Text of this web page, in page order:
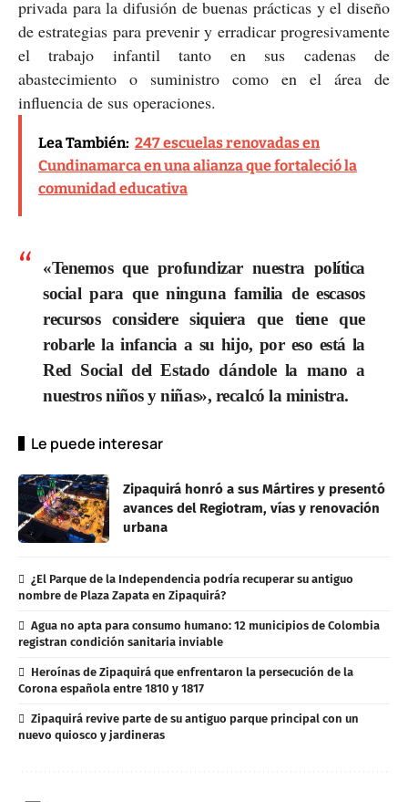
privada para la difusión de buenas prácticas y el diseño
de estrategias para prevenir y erradicar progresivamente
el trabajo infantil tanto en sus cadenas de
abastecimiento o suministro como en el área de
influencia de sus operaciones.
Lea También: 247 escuelas renovadas en
Cundinamarca en una alianza que fortaleció la
comunidad educativa
«Tenemos que profundizar nuestra política
social para que ninguna familia de escasos
recursos considere siquiera que tiene que
robarle la infancia a su hijo, por eso está la
Red Social del Estado dándole la mano a
nuestros niños y niñas», recalcó la ministra.
Le puede interesar
Zipaquirá honró a sus Mártires y presentó
avances del Regiotram, vías y renovación
urbana
¿El Parque de la Independencia podría recuperar su antiguo
nombre de Plaza Zapata en Zipaquirá?
Agua no apta para consumo humano: 12 municipios de Colombia
registran condición sanitaria inviable
Heroínas de Zipaquirá que enfrentaron la persecución de la
Corona española entre 1810 y 1817
Zipaquirá revive parte de su antiguo parque principal con un
nuevo quiosco y jardineras